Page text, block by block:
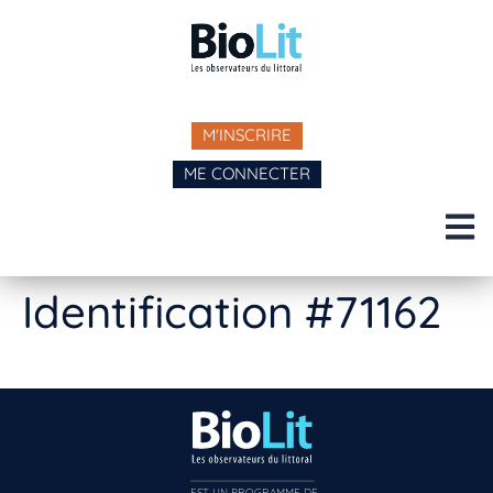
M'INSCRIRE
ME CONNECTER
Identification #71162